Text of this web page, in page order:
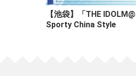
【池袋】「THE
Sporty China Style